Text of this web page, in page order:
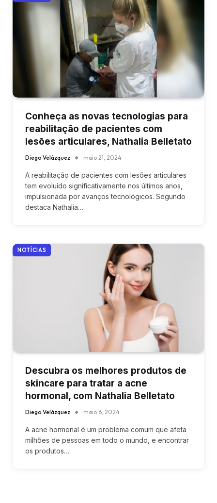
Conheça as novas tecnologias para
reabilitação de pacientes com
lesões articulares, Nathalia Belletato
Diego Velázquez maio 21, 2024
A reabilitação de pacientes com lesões articulares
tem evoluído significativamente nos últimos anos,
impulsionada por avanços tecnológicos. Segundo
destaca Nathalia…
NOTÍCIAS
Descubra os melhores produtos de
skincare para tratar a acne
hormonal, com Nathalia Belletato
Diego Velázquez maio 6, 2024
A acne hormonal é um problema comum que afeta
milhões de pessoas em todo o mundo, e encontrar
os produtos…